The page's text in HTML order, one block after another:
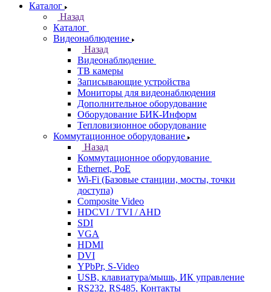
Каталог
Назад
Каталог
Видеонаблюдение
Назад
Видеонаблюдение
ТВ камеры
Записывающие устройства
Мониторы для видеонаблюдения
Дополнительное оборудование
Оборудование БИК-Информ
Тепловизионное оборудование
Коммутационное оборудование
Назад
Коммутационное оборудование
Ethernet, PoE
Wi-Fi (Базовые станции, мосты, точки
доступа)
Composite Video
HDCVI / TVI / AHD
SDI
VGA
HDMI
DVI
YPbPr, S-Video
USB, клавиатура/мышь, ИК управление
RS232, RS485, Контакты